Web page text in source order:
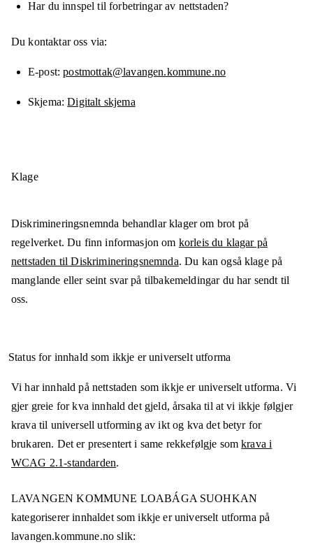
Har du innspel til forbetringar av nettstaden?
Du kontaktar oss via:
E-post postmottak@lavangen.kommune.no
Skjema Digitalt skjema
Klage
Diskrimineringsnemnda behandlar klager om brot på
regelverket. Du finn informasjon om korleis du klagar på
nettstaden til Diskrimineringsnemnda. Du kan også klage på
manglande eller seint svar på tilbakemeldingar du har sendt til
oss.
Status for innhald som ikkje er universelt utforma
Vi har innhald på nettstaden som ikkje er universelt utforma. Vi
gjer greie for kva innhald det gjeld, årsaka til at vi ikkje følgjer
krava til universell utforming av ikt og kva det betyr for
brukaren. Det er presentert i same rekkefølgje somkrava i
WCAG 2.1-standarden.
LAVANGEN KOMMUNE LOABÁGA SUOHKAN
kategoriserer innhaldet som ikkje er universelt utforma på
lavangen.kommune.no slik: